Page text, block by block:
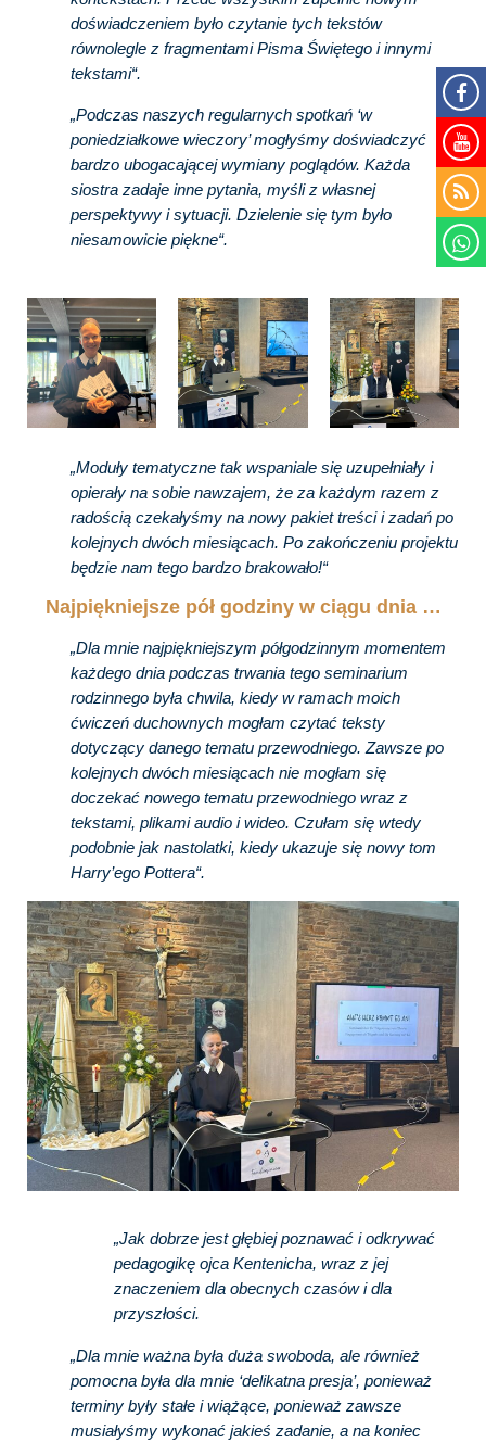
doświadczeniem było czytanie tych tekstów
równolegle z fragmentami Pisma Świętego i innymi
tekstami“.
„Podczas naszych regularnych spotkań ‘w
poniedziałkowe wieczory’ mogłyśmy doświadczyć
bardzo ubogacającej wymiany poglądów. Każda
siostra zadaje inne pytania, myśli z własnej
perspektywy i sytuacji. Dzielenie się tym było
niesamowicie piękne“.
„Moduły tematyczne tak wspaniale się uzupełniały i
opierały na sobie nawzajem, że za każdym razem z
radością czekałyśmy na nowy pakiet treści i zadań po
kolejnych dwóch miesiącach. Po zakończeniu projektu
będzie nam tego bardzo brakowało!“
Najpiękniejsze pół godziny w ciągu dnia …
„Dla mnie najpiękniejszym półgodzinnym momentem
każdego dnia podczas trwania tego seminarium
rodzinnego była chwila, kiedy w ramach moich
ćwiczeń duchownych mogłam czytać teksty
dotyczący danego tematu przewodniego. Zawsze po
kolejnych dwóch miesiącach nie mogłam się
doczekać nowego tematu przewodniego wraz z
tekstami, plikami audio i wideo. Czułam się wtedy
podobnie jak nastolatki, kiedy ukazuje się nowy tom
Harry’ego Pottera“.
„Jak dobrze jest głębiej poznawać i odkrywać
pedagogikę ojca Kentenicha, wraz z jej
znaczeniem dla obecnych czasów i dla
przyszłości.
„Dla mnie ważna była duża swoboda, ale również
pomocna była dla mnie ‘delikatna presja’, ponieważ
terminy były stałe i wiążące, ponieważ zawsze
musiałyśmy wykonać jakieś zadanie, a na koniec